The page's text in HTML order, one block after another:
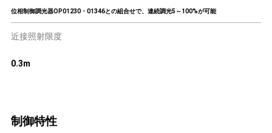
位相制御調光器OP01230・01346との組合せで、連続調光5～100%が可能
近接照射限度
0.3m
制御特性